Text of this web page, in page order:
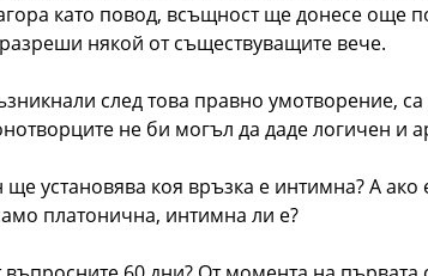
като повод, всъщност ще донесе още
някой от съществуващите вече.
след това правно умотворение,
не би могъл да даде логичен и
установява коя връзка е интимна? А ако
платонична, интимна ли е?